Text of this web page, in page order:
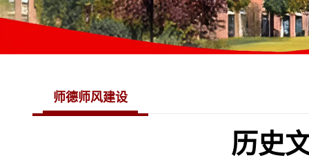
师德师风建设
历史